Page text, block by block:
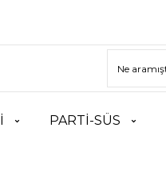
PARTİ-SÜS